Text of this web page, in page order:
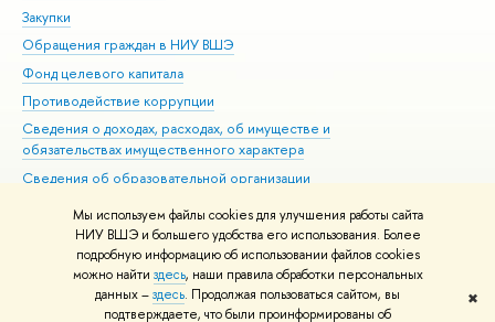
Мы используем файлы cookies для улучшения работы сайта
НИУ ВШЭ и большего удобства его использования. Более
подробную информацию об использовании файлов cookies
можно найти здесь, наши правила обработки персональных
данных –здесь. Продолжая пользоваться сайтом, вы
подтверждаете, что были проинформированы об
✖
Закупки
Обращения граждан в НИУ ВШЭ
Фонд целевого капитала
Противодействие коррупции
Сведения о доходах, расходах, об имуществе и
обязательствах имущественного характера
Сведения об образовательной организации
Людям с ограниченными возможностями здоровья
Единая платежная страница
Работа в Вышке